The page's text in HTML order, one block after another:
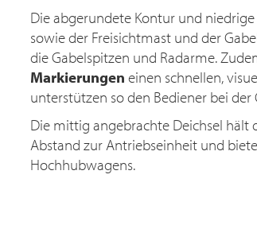
Die abgerundete Kontur und
sowie der Freisichtmast und der
die Gabelspitzen und Radarme.
Markierungen einen schnellen,
unterstützen so den Bediener bei
Die mittig angebrachte Deichsel hält
Abstand zur Antriebseinheit und
Hochhubwagens.